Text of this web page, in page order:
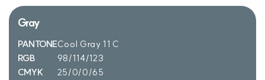
Gray
PANTONE
RGB
CMYK
Cool Gray 11 C
98/114/123
25/0/0/65